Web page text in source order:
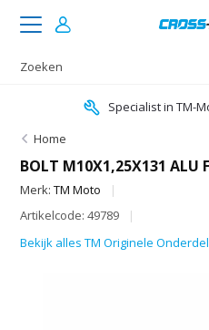
Specialist in TM-
Home
BOLT M10X1,25X131 ALU
Merk:TM Moto
Artikelcode: 49789
Bekijk alles TM Originele